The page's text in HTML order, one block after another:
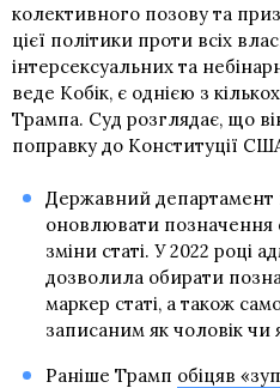
колективного позову та
цієї політики проти всіх
інтерсексуальних та
веде Кобік, є однією з
Трампа. Суд розглядає, що
поправку до Конституції
Державний департамент
оновлювати позначення
зміни статі. У 2022 році
дозволила обирати
маркер статі, а також
записаним як чоловік чи
Раніше Трамп обіцяв